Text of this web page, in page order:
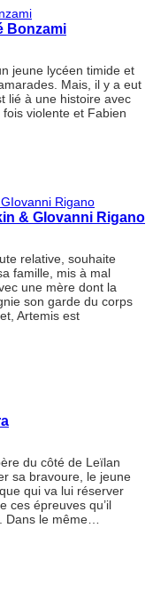
Bonzami
jeune lycéen timide et
Mais, il y a eut
lié à une histoire avec
violente et Fabien
& GIovanni Rigano
relative, souhaite
famille, mis à mal
une mère dont la
son garde du corps
Artemis est
du côté de Leïlan
sa bravoure, le jeune
qui va lui réserver
ces épreuves qu’il
Dans le même…